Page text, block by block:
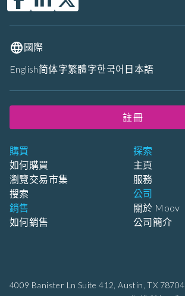
4009 Banister Ln Suite 412, Austin, TX 78704
購買
如何購買
瀏覽交易市集
搜索
銷售
如何銷售
探索
主頁
服務
公司
關於 Moov
公司簡介
國際
English简体字繁體字한국어 日本語
註冊